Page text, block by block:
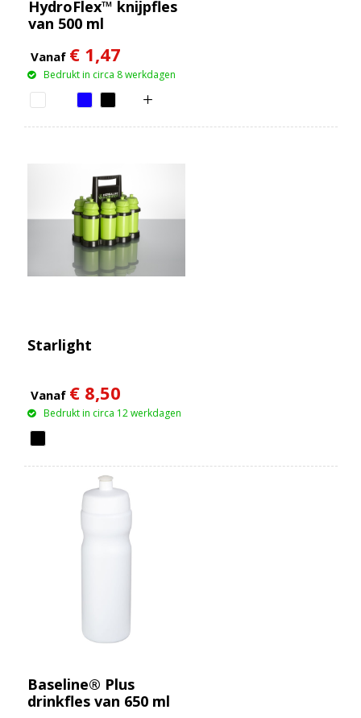
HydroFlex™ knijpfles
van 500 ml
Vanaf € 1,47
Bedrukt in circa 8 werkdagen
Starlight
Vanaf € 8,50
Bedrukt in circa 12 werkdagen
Baseline® Plus
drinkfles van 650 ml